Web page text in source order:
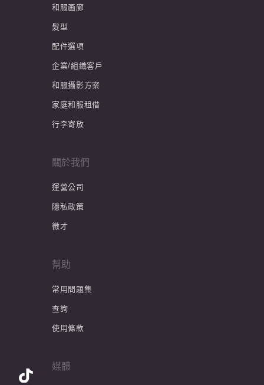
和服画廊
髮型
配件選項
企業/組織客戶
和服攝影方案
家庭和服租借
行李寄放
關於我們
運營公司
隱私政策
徵才
幫助
常用問題集
查詢
使用條款
媒體